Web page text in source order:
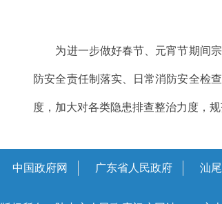
为进一步做好春节、元宵节期间宗
防安全责任制落实、日常消防安全检
度，加大对各类隐患排查整治力度，
中国政府网 广东省人民政府 汕